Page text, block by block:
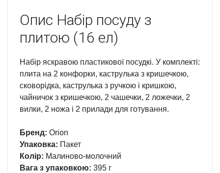
Опис Набір посуду з
плитою (16 ел)
Набір яскравою пластикової посудкі. У комплекті:
плита на 2 конфорки, каструлька з кришечкою,
сковорідка, каструлька з ручкою і кришкою,
чайничок з кришечкою, 2 чашечки, 2 ложечки, 2
вилки, 2 ножа і 2 прилади для готування.
Бренд: Orion
Упаковка: Пакет
Колір: Малиново-молочний
Вага з упаковкою: 395 г